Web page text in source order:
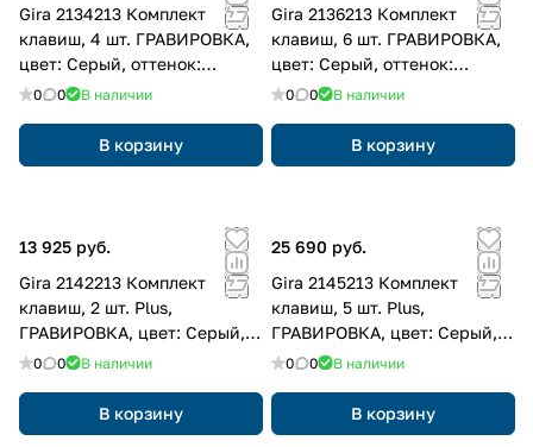
Gira 2134213 Комплект
клавиш, 4 шт. ГРАВИРОВКА,
цвет: Серый, оттенок:
Алюминиевый
0 0 В наличии
В корзину
Gira 2136213 Комплект
клавиш, 6 шт. ГРАВИРОВКА,
цвет: Серый, оттенок:
Алюминиевый
0 0 В наличии
В корзину
13 925 руб.
Gira 2142213 Комплект
клавиш, 2 шт. Plus,
ГРАВИРОВКА, цвет: Серый,
оттенок: Алюминиевый
0 0 В наличии
В корзину
25 690 руб.
Gira 2145213 Комплект
клавиш, 5 шт. Plus,
ГРАВИРОВКА, цвет: Серый,
оттенок: Алюминиевый
0 0 В наличии
В корзину